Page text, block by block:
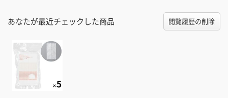
あなたが最近チェックした商品 閲覧履歴の削除